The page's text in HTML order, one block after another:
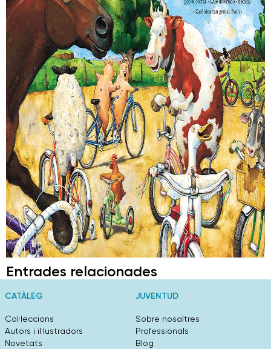
Entrades relacionades
CATÀLEG
Col·leccions
Autors i il·lustradors
Novetats
JUVENTUD
Sobre nosaltres
Professionals
Blog